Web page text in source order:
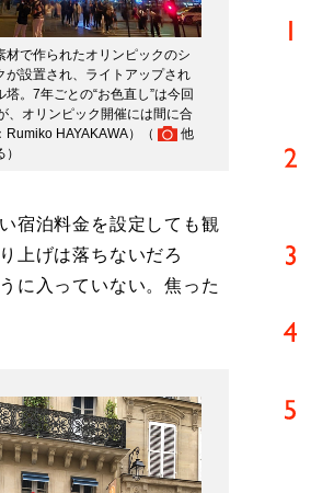
材で作られたオリンピックのシ
が設置され、ライトアップされ
塔。7年ごとの“お色直し”は今回
、オリンピック開催には間に合
Rumiko HAYAKAWA）（
他
）
宿泊料金を設定しても観
上げは落ちないだろ
に入っていない。焦った